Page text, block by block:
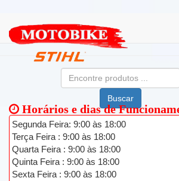
Buscar
Horários e dias de
Segunda Feira: 9:00 às 18:00
Terça Feira : 9:00 às 18:00
Quarta Feira : 9:00 às 18:00
Quinta Feira : 9:00 às 18:00
Sexta Feira : 9:00 às 18:00